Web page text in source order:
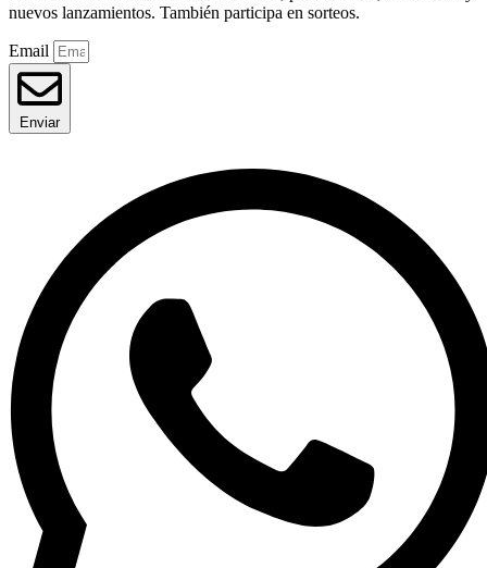
nuevos lanzamientos. También participa en sorteos.
Email
Enviar